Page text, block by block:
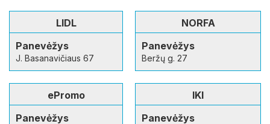
LIDL
Panevėžys
J. Basanavičiaus 67
NORFA
Panevėžys
Beržų g. 27
ePromo
Panevėžys
IKI
Panevėžys